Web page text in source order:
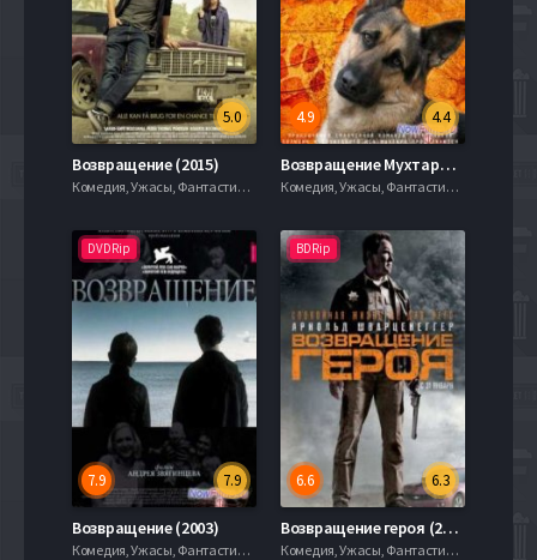
5.0
Возвращение (2015)
Комедия, Ужасы, Фантастика, 2003, 720hd, mobilen
4.4
4.9
Возвращение Мухтара (2003-2017) 1-11 Сезон
Комедия, Ужасы, Фантастика, 2003, 720hd, mobilen
DVDRip
7.9
7.9
Возвращение (2003)
Комедия, Ужасы, Фантастика, 2003, 720hd, mobilen
BDRip
6.3
6.6
Возвращение героя (2013)
Комедия, Ужасы, Фантастика, 2003, 720hd, mobilen